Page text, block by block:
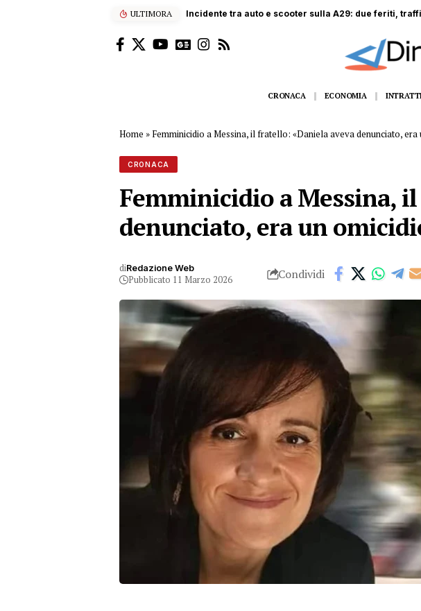
ULTIMORA Appiccano incendio nel Parco, due extracomunitari
CRONACA ECONOMIA
Home » Femminicidio a Messina, il fratello: «Daniela aveva denunciato, era
CRONACA
Femminicidio a Messina,
denunciato, era un
diRedazione Web
Pubblicato 11 Marzo 2026 Condividi